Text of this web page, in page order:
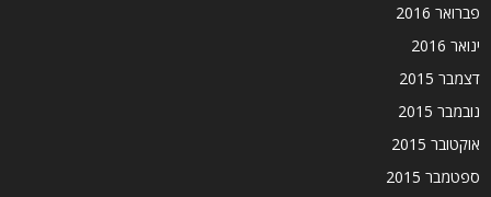
פברואר 2016
ינואר 2016
דצמבר 2015
נובמבר 2015
אוקטובר 2015
ספטמבר 2015